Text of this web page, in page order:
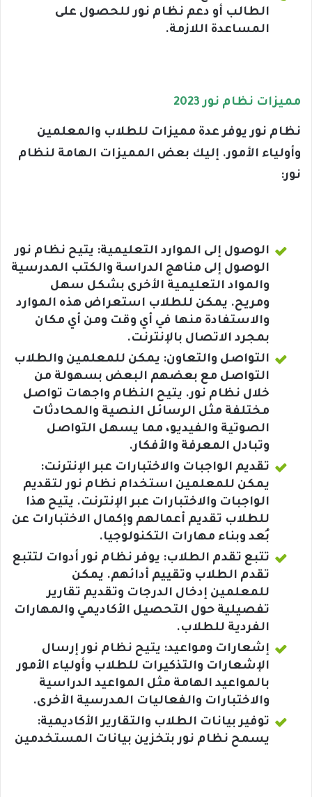
الطالب أو دعم نظام نور للحصول على
المساعدة اللازمة.
مميزات نظام نور 2023
نظام نور يوفر عدة مميزات للطلاب والمعلمين
وأولياء الأمور. إليك بعض المميزات الهامة لنظام
نور:
الوصول إلى الموارد التعليمية: يتيح نظام نور
الوصول إلى مناهج الدراسة والكتب المدرسية
والمواد التعليمية الأخرى بشكل سهل
ومريح. يمكن للطلاب استعراض هذه الموارد
والاستفادة منها في أي وقت ومن أي مكان
بمجرد الاتصال بالإنترنت.
التواصل والتعاون: يمكن للمعلمين والطلاب
التواصل مع بعضهم البعض بسهولة من
خلال نظام نور. يتيح النظام واجهات تواصل
مختلفة مثل الرسائل النصية والمحادثات
الصوتية والفيديو، مما يسهل التواصل
وتبادل المعرفة والأفكار.
تقديم الواجبات والاختبارات عبر الإنترنت:
يمكن للمعلمين استخدام نظام نور لتقديم
الواجبات والاختبارات عبر الإنترنت. يتيح هذا
للطلاب تقديم أعمالهم وإكمال الاختبارات عن
بُعد وبناء مهارات التكنولوجيا.
تتبع تقدم الطلاب: يوفر نظام نور أدوات لتتبع
تقدم الطلاب وتقييم أدائهم. يمكن
للمعلمين إدخال الدرجات وتقديم تقارير
تفصيلية حول التحصيل الأكاديمي والمهارات
الفردية للطلاب.
إشعارات ومواعيد: يتيح نظام نور إرسال
الإشعارات والتذكيرات للطلاب وأولياء الأمور
بالمواعيد الهامة مثل المواعيد الدراسية
والاختبارات والفعاليات المدرسية الأخرى.
توفير بيانات الطلاب والتقارير الأكاديمية:
يسمح نظام نور بتخزين بيانات المستخدمين